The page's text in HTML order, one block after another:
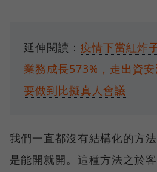
延伸閱讀： 疫情下當紅炸
業務成長573%，走出資
要做到比擬真人會議
我們一直都沒有結構化的方
是能開就開。這種方法之於